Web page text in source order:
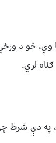
وي، خو د
لري.
په دې شرط